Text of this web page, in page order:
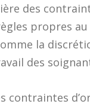
des
propres
la
des
contraintes